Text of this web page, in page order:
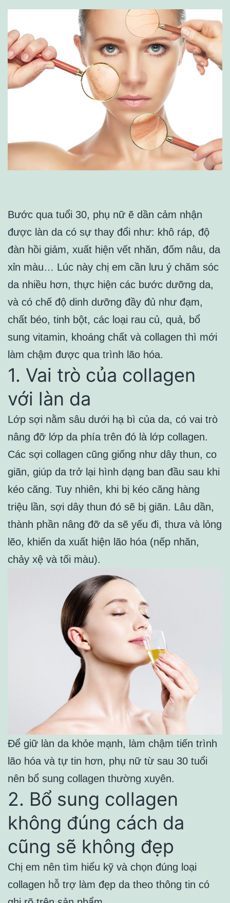
Bước qua tuổi 30, phụ nữ ẽ dần cảm nhận
được làn da có sự thay đổi như: khô ráp, độ
đàn hồi giảm, xuất hiện vết nhăn, đốm nâu, da
xỉn màu… Lúc này chị em cần lưu ý chăm sóc
da nhiều hơn, thực hiện các bước dưỡng da,
và có chế độ dinh dưỡng đầy đủ như đạm,
chất béo, tinh bột, các loại rau củ, quả, bổ
sung vitamin, khoáng chất và collagen thì mới
làm chậm được qua trình lão hóa.
1. Vai trò của collagen
với làn da
Lớp sợi nằm sâu dưới hạ bì của da, có vai trò
nâng đỡ lớp da phía trên đó là lớp collagen.
Các sợi collagen cũng giống như dây thun, co
giãn, giúp da trở lại hình dạng ban đầu sau khi
kéo căng. Tuy nhiên, khi bị kéo căng hàng
triệu lần, sợi dây thun đó sẽ bị giãn. Lâu dần,
thành phần nâng đỡ da sẽ yếu đi, thưa và lỏng
lẽo, khiến da xuất hiện lão hóa (nếp nhăn,
chảy xệ và tối màu).
Để giữ làn da khỏe mạnh, làm chậm tiến trình
lão hóa và tự tin hơn, phụ nữ từ sau 30 tuổi
nên bổ sung collagen thường xuyên.
2. Bổ sung collagen
không đúng cách da
cũng sẽ không đẹp
Chị em nên tìm hiểu kỹ và chọn đúng loại
collagen hỗ trợ làm đẹp da theo thông tin có